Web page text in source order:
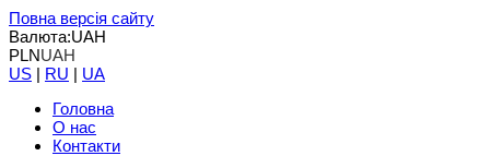
Повна версія сайту
Валюта:UAH
PLNUAH
US | RU | UA
Головна
О нас
Контакти